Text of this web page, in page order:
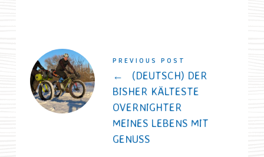
PREVIOUS POST
←
(DEUTSCH) DER
BISHER KÄLTESTE
OVERNIGHTER
MEINES LEBENS MIT
GENUSS